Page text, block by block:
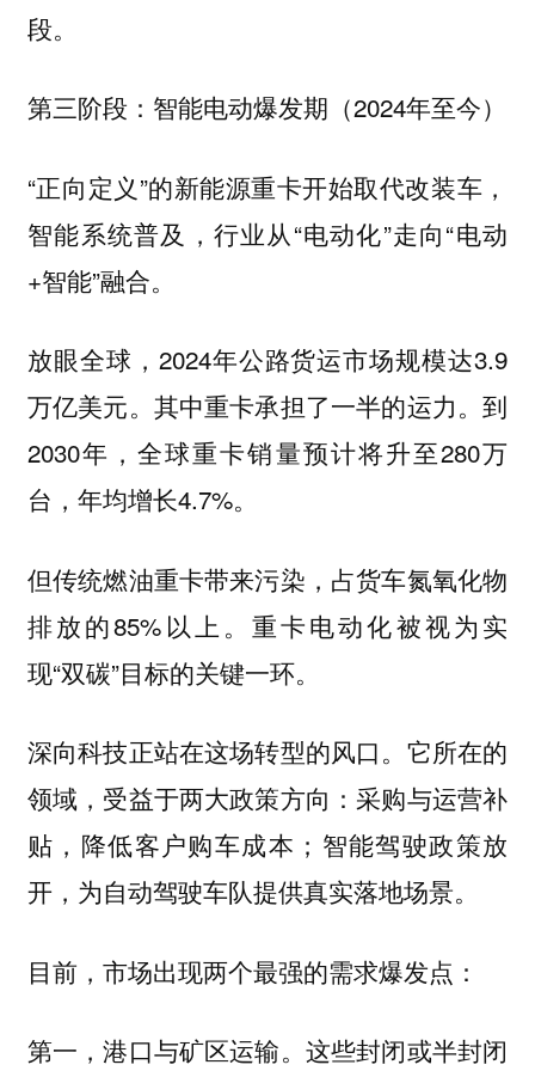
段。
第三阶段：智能电动爆发期（2024年至今）
“正向定义”的新能源重卡开始取代改装车，
智能系统普及，行业从“电动化”走向“电动
+智能”融合。
放眼全球，2024年公路货运市场规模达3.9
万亿美元。其中重卡承担了一半的运力。到
2030年，全球重卡销量预计将升至280万
台，年均增长4.7%。
但传统燃油重卡带来污染，占货车氮氧化物
排放的85%以上。重卡电动化被视为实
现“双碳”目标的关键一环。
深向科技正站在这场转型的风口。它所在的
领域，受益于两大政策方向：采购与运营补
贴，降低客户购车成本；智能驾驶政策放
开，为自动驾驶车队提供真实落地场景。
目前，市场出现两个最强的需求爆发点：
第一，港口与矿区运输。这些封闭或半封闭